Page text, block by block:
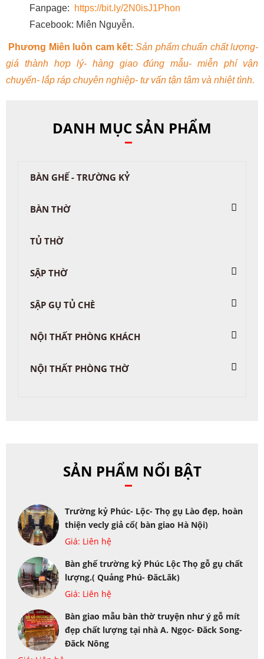
Fanpage:
https://bit.ly/2N0isJ1Phon
Facebook: Miên Nguyễn.
Phương Miên luôn cam kết: Sản phẩm chuẩn chất lượng-
giá thành hợp lý- hàng giao đúng mẫu- miễn phí vận
chuyển- lắp ráp chuyên nghiệp- tư vấn tận tâm và nhiệt tình.
DANH MỤC SẢN PHẨM
BÀN GHẾ - TRƯỜNG KỶ
BÀN THỜ
TỦ THỜ
SẬP THỜ
SẬP GỤ TỦ CHÈ
NỘI THẤT PHÒNG KHÁCH
NỘI THẤT PHÒNG THỜ
SẢN PHẨM NỔI BẬT
Trường kỷ Phúc- Lộc- Thọ gụ Lào đẹp, hoàn
thiện vecly giả cổ( bàn giao Hà Nội)
Giá: Liên hệ
Bàn ghế trường kỷ Phúc Lộc Thọ gỗ gụ chất
lượng.( Quảng Phú- ĐăcLăk)
Giá: Liên hệ
Bàn giao mẫu bàn thờ truyện như ý gỗ mít
đẹp chất lượng tại nhà A. Ngọc- Đăck Song-
Đăck Nông